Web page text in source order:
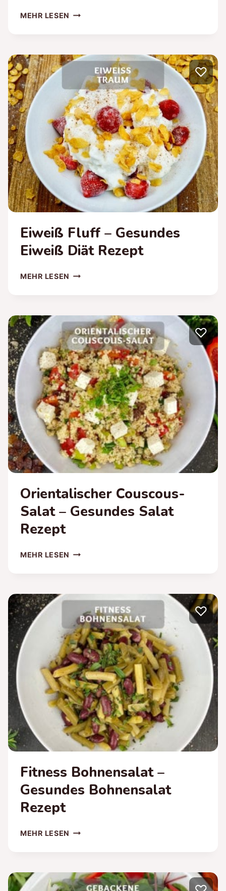
MEHR LESEN GESUNDES
MIT
BROKKOLI
UND
HÄHNCHEN
♡
Eiweiß Fluff – Gesundes
Eiweiß Diät Rezept
MEHR LESEN EIWEISS F
IWEISS DI
ÄT RE
ZEPT
♡
Orientalischer Couscous-
Salat – Gesundes Salat
Rezept
MEHR LESEN ORIENTALISCHER
GESUNDES
SALAT
REZEPT
♡
Fitness Bohnensalat –
Gesundes Bohnensalat
Rezept
MEHR LESEN FITNESS
BOHNENSALAT
REZEPT